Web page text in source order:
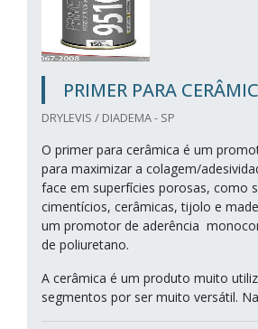
PRIMER PARA
DRYLEVIS / DIADEMA - SP
O primer para cerâmica é um
para maximizar a colagem/
face em superfícies porosas, como
cimentícios, cerâmicas, tijolo e
um promotor de aderência
de poliuretano.
A cerâmica é um produto muito
segmentos por ser muito versátil.